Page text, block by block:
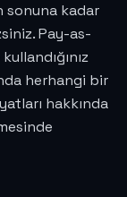
sonuna kadar
Pay-as-
herhangi bir
hakkında